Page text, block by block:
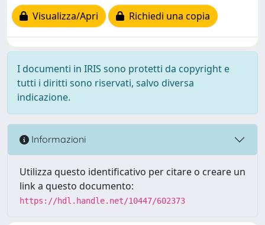
Visualizza/Apri
Richiedi una copia
I documenti in IRIS sono protetti da copyright e
tutti i diritti sono riservati, salvo diversa
indicazione.
Informazioni
Utilizza questo identificativo per citare o creare un
link a questo documento:
https://hdl.handle.net/10447/602373